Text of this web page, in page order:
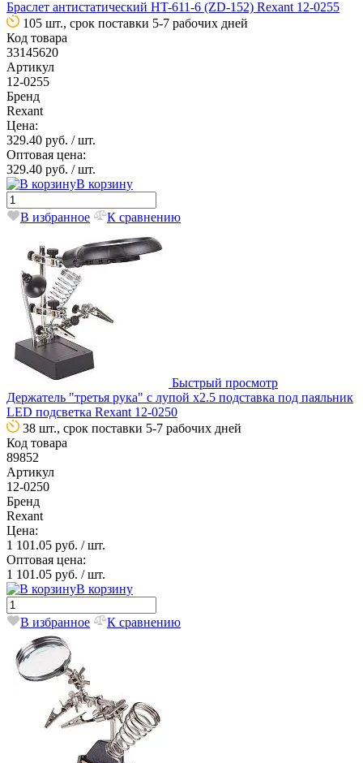
Браслет антистатический HT-611-6 (ZD-152) Rexant 12-0255
105 шт., срок поставки 5-7 рабочих дней
Код товара
33145620
Артикул
12-0255
Бренд
Rexant
Цена:
329.40 руб. / шт.
Оптовая цена:
329.40 руб. / шт.
В корзину
В избранное К сравнению
Быстрый просмотр
Держатель "третья рука" с лупой х2.5 подставка под паяльник
LED подсветка Rexant 12-0250
38 шт., срок поставки 5-7 рабочих дней
Код товара
89852
Артикул
12-0250
Бренд
Rexant
Цена:
1 101.05 руб. / шт.
Оптовая цена:
1 101.05 руб. / шт.
В корзину
В избранное К сравнению